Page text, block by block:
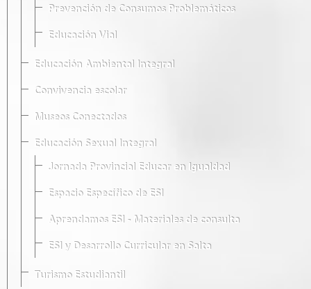
Prevención de Consumos Problemáticos
Educación Vial
Educación Ambiental Integral
Convivencia escolar
Museos Conectados
Educación Sexual Integral
Jornada Provincial Educar en Igualdad
Espacio Específico de ESI
Aprendamos ESI - Materiales de consulta
ESI y Desarrollo Curricular en Salta
Turismo Estudiantil